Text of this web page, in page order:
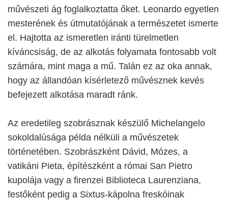
művészeti ág foglalkoztatta őket. Leonardo egyetlen
mesterének és útmutatójának a természetet ismerte
el. Hajtotta az ismeretlen iránti türelmetlen
kíváncsiság, de az alkotás folyamata fontosabb volt
számára, mint maga a mű. Talán ez az oka annak,
hogy az állandóan kísérletező művésznek kevés
befejezett alkotása maradt ránk.
Az eredetileg szobrásznak készülő Michelangelo
sokoldalúsága példa nélküli a művészetek
történetében. Szobrászként Dávid, Mózes, a
vatikáni Pieta, építészként a római San Pietro
kupolája vagy a firenzei Biblioteca Laurenziana,
festőként pedig a Sixtus-kápolna freskóinak